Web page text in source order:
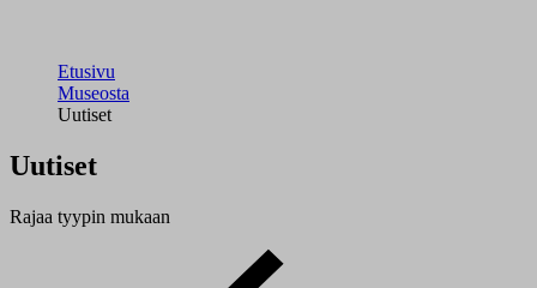
Etusivu
Museosta
Uutiset
Uutiset
Rajaa tyypin mukaan